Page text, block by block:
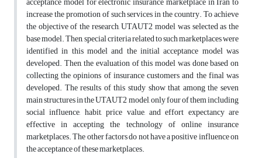
increase the promotion of such services in the country. To achieve
the objective of the research, UTAUT2 model was selected as the
base model. Then, special criteria related to such marketplaces were
identified in this model and the initial acceptance model was
developed. Then, the evaluation of this model was done based on
collecting the opinions of insurance customers and the final was
developed. The results of this study show that among the seven
main structures in the UTAUT2 model, only four of them including
social influence, habit, price value, and effort expectancy are
effective in accepting the technology of online insurance
marketplaces. The other factors do not have a positive influence on
the acceptance of these marketplaces.